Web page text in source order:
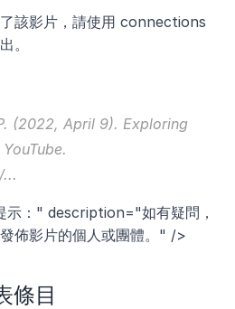
該影片，請使用 connections
。
(2022, April 9). Exploring
：" description="如有疑問，
佈影片的個人或團體。" />
條目